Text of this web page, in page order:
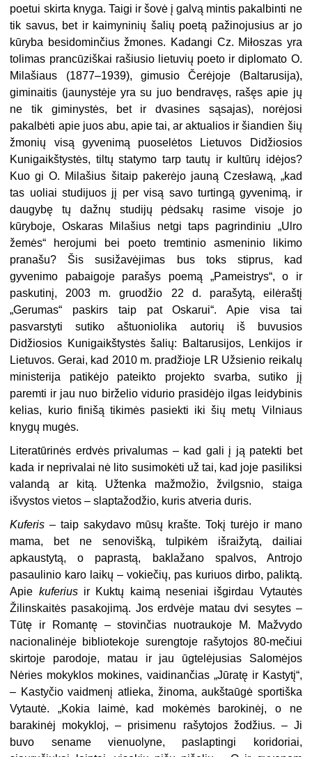
poetui skirta knyga. Taigi ir šovė į galvą mintis pakalbinti ne
tik savus, bet ir kaimyninių šalių poetą pažinojusius ar jo
kūryba besidominčius žmones. Kadangi Cz. Miłoszas yra
tolimas prancūziškai rašiusio lietuvių poeto ir diplomato O.
Milašiaus (1877–1939), gimusio Čerėjoje (Baltarusija),
giminaitis (jaunystėje yra su juo bendravęs, rašęs apie jų
ne tik giminystės, bet ir dvasines sąsajas), norėjosi
pakalbėti apie juos abu, apie tai, ar aktualios ir šiandien šių
žmonių visą gyvenimą puoselėtos Lietuvos Didžiosios
Kunigaikštystės, tiltų statymo tarp tautų ir kultūrų idėjos?
Kuo gi O. Milašius šitaip pakerėjo jauną Czesławą, „kad
tas uoliai studijuos jį per visą savo turtingą gyvenimą, ir
daugybę tų dažnų studijų pėdsakų rasime visoje jo
kūryboje, Oskaras Milašius netgi taps pagrindiniu „Ulro
žemės“ herojumi bei poeto tremtinio asmeninio likimo
pranašu? Šis susižavėjimas bus toks stiprus, kad
gyvenimo pabaigoje parašys poemą „Pameistrys“, o ir
paskutinį, 2003 m. gruodžio 22 d. parašytą, eilėraštį
„Gerumas“ paskirs taip pat Oskarui“. Apie visa tai
pasvarstyti sutiko aštuoniolika autorių iš buvusios
Didžiosios Kunigaikštystės šalių: Baltarusijos, Lenkijos ir
Lietuvos. Gerai, kad 2010 m. pradžioje LR Užsienio reikalų
ministerija patikėjo pateikto projekto svarba, sutiko jį
paremti ir jau nuo birželio vidurio prasidėjo ilgas leidybinis
kelias, kurio finišą tikimės pasiekti iki šių metų Vilniaus
knygų mugės.
Literatūrinės erdvės privalumas – kad gali į ją patekti bet
kada ir neprivalai nė lito susimokėti už tai, kad joje pasiliksi
valandą ar kitą. Užtenka mažmožio, žvilgsnio, staiga
išvystos vietos – slaptažodžio, kuris atveria duris.
Kuferis – taip sakydavo mūsų krašte. Tokį turėjo ir mano
mama, bet ne senovišką, tulpikėm išraižytą, dailiai
apkaustytą, o paprastą, baklažano spalvos, Antrojo
pasaulinio karo laikų – vokiečių, pas kuriuos dirbo, paliktą.
Apie kuferiusir Kuktų kaimą neseniai išgirdau Vytautės
Žilinskaitės pasakojimą. Jos erdvėje matau dvi sesytes –
Tūtę ir Romantę – stovinčias nuotraukoje M. Mažvydo
nacionalinėje bibliotekoje surengtoje rašytojos 80-mečiui
skirtoje parodoje, matau ir jau ūgtelėjusias Salomėjos
Nėries mokyklos mokines, vaidinančias „Jūratę ir Kastytį“,
– Kastyčio vaidmenį atlieka, žinoma, aukštaūgė sportiška
Vytautė. „Kokia laimė, kad mokėmės barokinėj, o ne
barakinėj mokykloj, – prisimenu rašytojos žodžius. – Ji
buvo sename vienuolyne, paslaptingi koridoriai,